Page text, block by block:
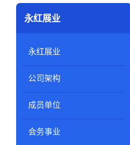
永红展业
永红展业
公司架构
成员单位
会务事业